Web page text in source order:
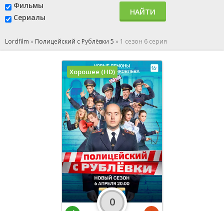
Фильмы
Сериалы
НАЙТИ
Lordfilm » Полицейский с Рублёвки 5 » 1 сезон 6 серия
Хорошее (HD)
0